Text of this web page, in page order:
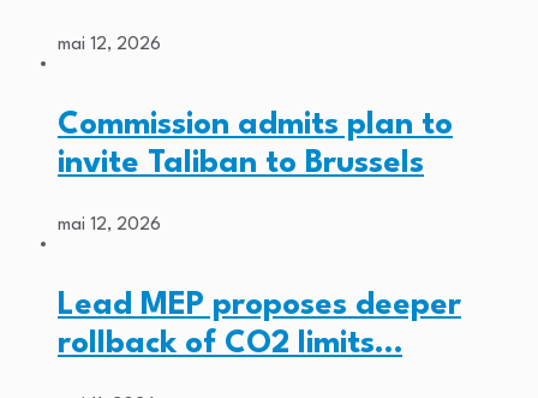
mai 12, 2026
Commission admits plan to
invite Taliban to Brussels
mai 12, 2026
Lead MEP proposes deeper
rollback of CO2 limits…